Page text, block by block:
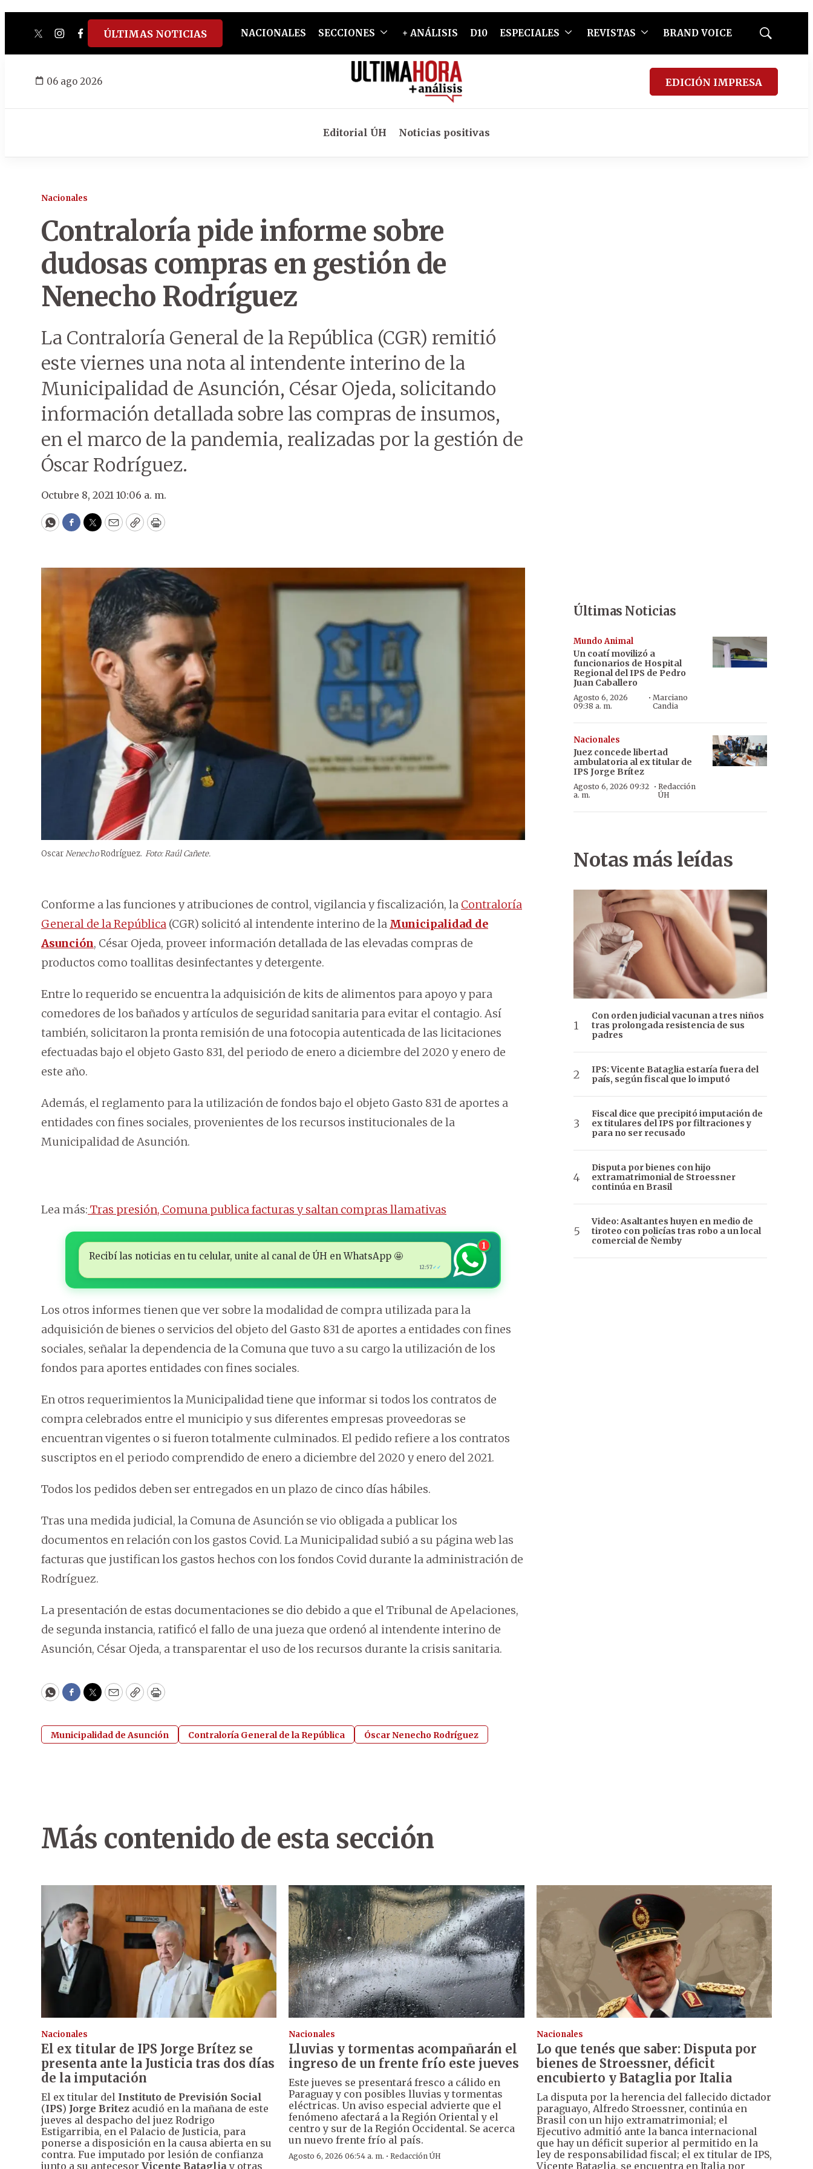
twitterinstagram
facebook
tiktokyoutube
spotify
ÚLTIMAS NOTICIAS NACIONALES SECCIONES + ANÁLISIS D10 ESPECIALES REVISTAS BRAND VOICE
Mostrar
06 ago 2026 EDICIÓN IMPRESA
Editorial ÚH Noticias positivas
Nacionales
Contraloría pide informe sobre
dudosas compras en gestión de
Nenecho Rodríguez
La Contraloría General de la República (CGR) remitió
este viernes una nota al intendente interino de la
Municipalidad de Asunción, César Ojeda, solicitando
información detallada sobre las compras de insumos,
en el marco de la pandemia, realizadas por la gestión de
Óscar Rodríguez.
Octubre 8, 2021 10:06 a. m.
WhatsApp
Facebook
Twitter
EmailCopyPrint
OscarNenechoRodríguez. Foto: Raúl Cañete.
Conforme a las funciones y atribuciones de control, vigilancia y fiscalización, la Contraloría
General de la República (CGR) solicitó al intendente interino de la Municipalidad de
Asunción, César Ojeda, proveer información detallada de las elevadas compras de
productos como toallitas desinfectantes y detergente.
Entre lo requerido se encuentra la adquisición de kits de alimentos para apoyo y para
comedores de los bañados y artículos de seguridad sanitaria para evitar el contagio. Así
también, solicitaron la pronta remisión de una fotocopia autenticada de las licitaciones
efectuadas bajo el objeto Gasto 831, del periodo de enero a diciembre del 2020 y enero de
este año.
Además, el reglamento para la utilización de fondos bajo el objeto Gasto 831 de aportes a
entidades con fines sociales, provenientes de los recursos institucionales de la
Municipalidad de Asunción.
Lea más: Tras presión, Comuna publica facturas y saltan compras llamativas
Recibí las noticias en tu celular, unite al canal de ÚH en WhatsApp 🤩
12:57✓✓
1
Los otros informes tienen que ver sobre la modalidad de compra utilizada para la
adquisición de bienes o servicios del objeto del Gasto 831 de aportes a entidades con fines
sociales, señalar la dependencia de la Comuna que tuvo a su cargo la utilización de los
fondos para aportes entidades con fines sociales.
En otros requerimientos la Municipalidad tiene que informar si todos los contratos de
compra celebrados entre el municipio y sus diferentes empresas proveedoras se
encuentran vigentes o si fueron totalmente culminados. El pedido refiere a los contratos
suscriptos en el periodo comprendido de enero a diciembre del 2020 y enero del 2021.
Todos los pedidos deben ser entregados en un plazo de cinco días hábiles.
Tras una medida judicial, la Comuna de Asunción se vio obligada a publicar los
documentos en relación con los gastos Covid. La Municipalidad subió a su página web las
facturas que justifican los gastos hechos con los fondos Covid durante la administración de
Rodríguez.
La presentación de estas documentaciones se dio debido a que el Tribunal de Apelaciones,
de segunda instancia, ratificó el fallo de una jueza que ordenó al intendente interino de
Asunción, César Ojeda, a transparentar el uso de los recursos durante la crisis sanitaria.
WhatsApp
Facebook
Twitter
EmailCopyPrint
Municipalidad de Asunción Contraloría General de la República Óscar Nenecho Rodríguez
Últimas Noticias
Mundo Animal
Un coatí movilizó a
funcionarios de Hospital
Regional del IPS de Pedro
Juan Caballero
Agosto 6, 2026
09:38 a. m.
· Marciano
Candia
Nacionales
Juez concede libertad
ambulatoria al ex titular de
IPS Jorge Brítez
Agosto 6, 2026 09:32
a. m.
· Redacción
ÚH
Notas más leídas
Con orden judicial vacunan a tres niños
tras prolongada resistencia de sus
padres
IPS: Vicente Bataglia estaría fuera del
país, según fiscal que lo imputó
Fiscal dice que precipitó imputación de
ex titulares del IPS por filtraciones y
para no ser recusado
Disputa por bienes con hijo
extramatrimonial de Stroessner
continúa en Brasil
Video: Asaltantes huyen en medio de
tiroteo con policías tras robo a un local
comercial de Ñemby
Más contenido de esta sección
Nacionales
El ex titular de IPS Jorge Brítez se
presenta ante la Justicia tras dos días
de la imputación
El ex titular del Instituto de Previsión Social
(IPS) Jorge Britez acudió en la mañana de este
jueves al despacho del juez Rodrigo
Estigarribia, en el Palacio de Justicia, para
ponerse a disposición en la causa abierta en su
contra. Fue imputado por lesión de confianza
junto a su antecesor Vicente Bataglia y otras
Nacionales
Lluvias y tormentas acompañarán el
ingreso de un frente frío este jueves
Este jueves se presentará fresco a cálido en
Paraguay y con posibles lluvias y tormentas
eléctricas. Un aviso especial advierte que el
fenómeno afectará a la Región Oriental y el
centro y sur de la Región Occidental. Se acerca
un nuevo frente frío al país.
Agosto 6, 2026 06:54 a. m. ·Redacción ÚH
Nacionales
Lo que tenés que saber: Disputa por
bienes de Stroessner, déficit
encubierto y Bataglia por Italia
La disputa por la herencia del fallecido dictador
paraguayo, Alfredo Stroessner, continúa en
Brasil con un hijo extramatrimonial; el
Ejecutivo admitió ante la banca internacional
que hay un déficit superior al permitido en la
ley de responsabilidad fiscal; el ex titular de IPS,
Vicente Bataglia, se encuentra en Italia por